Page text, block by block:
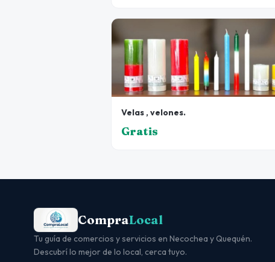
Velas , velones.
Gratis
CompraLocal
Tu guía de comercios y servicios en Necochea y Quequén.
Descubrí lo mejor de lo local, cerca tuyo.